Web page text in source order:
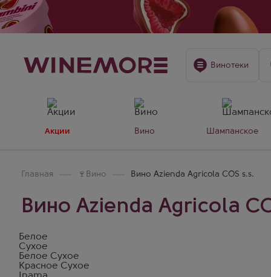
Винотеки
Акции Вино Шампанское
Главная 🍷 Вино Вино Azienda Agricola COS s.s.
Вино Azienda Agricola
Белое
Сухое
Белое Сухое
Красное Сухое